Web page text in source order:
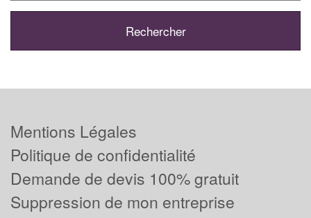
Mentions Légales
Politique de confidentialité
Demande de devis 100% gratuit
Suppression de mon entreprise